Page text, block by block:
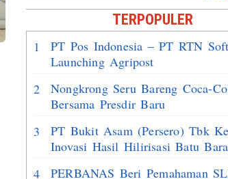
TERPOPULER
1
PT Pos Indonesia – PT RTN Soft
Launching Agripost
2
Nongkrong Seru Bareng Coca-
Bersama Presdir Baru
3
PT Bukit Asam (Persero) Tbk
Inovasi Hasil Hilirisasi Batu Bara
4
PERBANAS Beri Pemahaman